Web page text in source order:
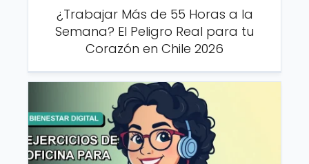
¿Trabajar Más de 55 Horas a la
Semana? El Peligro Real para tu
Corazón en Chile 2026